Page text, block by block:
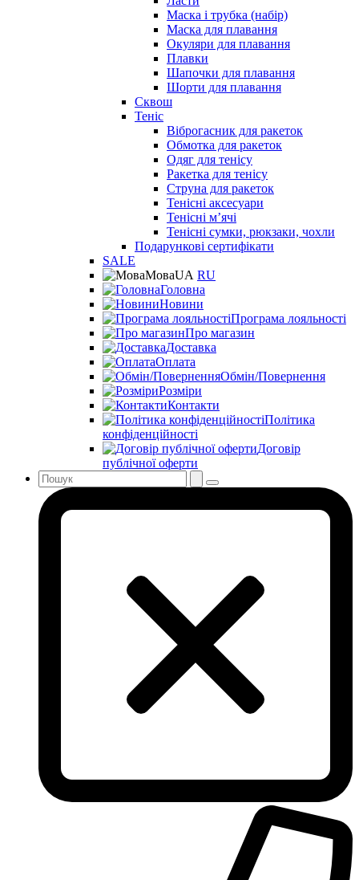
Маска і трубка (набір)
Маска для плавання
Окуляри для плавання
Плавки
Шапочки для плавання
Шорти для плавання
Сквош
Теніс
Віброгасник для ракеток
Обмотка для ракеток
Одяг для тенісу
Ракетка для тенісу
Струна для ракеток
Тенісні аксесуари
Тенісні мʼячі
Тенісні сумки, рюкзаки, чохли
Подарункові сертифікати
SALE
МоваUA RU
Головна
Новини
Програма лояльності
Про магазин
Доставка
Оплата
Обмін/Повернення
Розміри
Контакти
Політика
конфіденційності
Договір
публічної оферти